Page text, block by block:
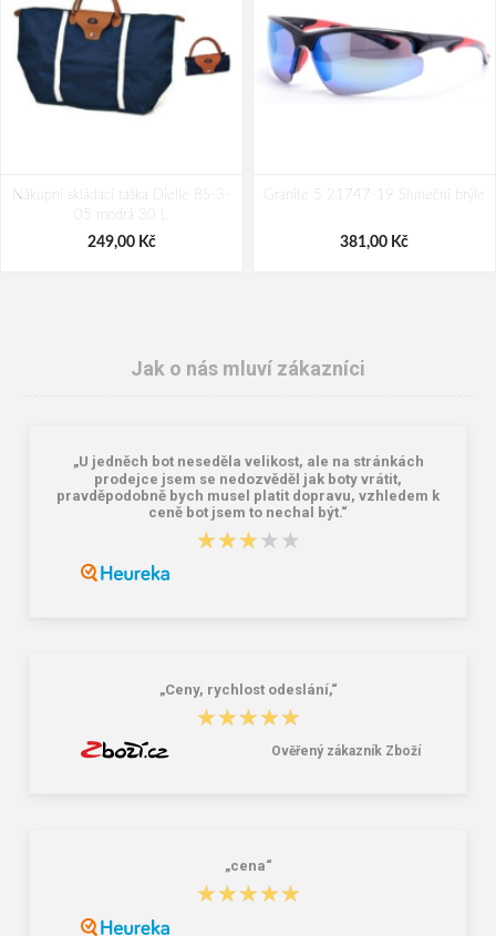
Nákupní skládací taška Dielle BS-3-
05 modrá 30 L
249,00 Kč
Granite 5 21747-19 Sluneční brýle
381,00 Kč
VM Footwear 3105 Univerzální
elastické tkaničky se zdrhovadlem
Bagmaster SÁČEK PRIM 22 A školní
Jak o nás mluví zákazníci
„U jedněch bot neseděla velikost, ale na stránkách
prodejce jsem se nedozvěděl jak boty vrátit,
pravděpodobně bych musel platit dopravu, vzhledem k
ceně bot jsem to nechal být.“
★★★★★
★★★★★
„Ceny, rychlost odeslání,“
★★★★★
★★★★★
Ověřený zákazník Zboží
„cena“
★★★★★
★★★★★